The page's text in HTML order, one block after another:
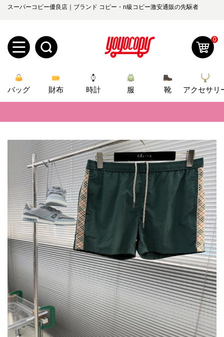
スーパーコピー優良店｜ブランド コピー・n級コピー激安通販の先駆者
規
ー
登
録
ロ
ー
ダ
ー
管
理
お
知
ら
せ
yoyocopys@gmail.com
2026人気特集
バッグ
財布
時計
服
ズボン
衣装セット
靴
住まい用品
アクセサリー
ベルト
スカーフ
アイフォーンケ
ース
小物
最
0
バッグ 財布 時計 服 靴
アクセサリ
📢 当店は正真正銘のn級スーパーコピーのみ取扱い。最高品質の再現度を
📢 2026春の新作続々更新中！期間中のご注文でお得な割引をご利用いただ
📢 新作入荷！ルイ・ヴィトンスーパーコピー バッグ最新モデルが登場。
当店は正真正銘のn級スーパーコピーのみ取扱い。最高品質の再現度を
📢 2026春の新作続々更新中！期間中のご注文でお得な割引をご利用いただ
新作入荷！ルイ・ヴィトンスーパーコピー バッグ最新モデルが登場。